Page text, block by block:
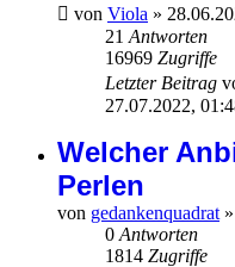
von Viola »
21 Antworten
16969 Zugriffe
Letzter Beitrag
27.07.2022,
Welcher
Perlen
von gedankenquadrat »
0 Antworten
1814 Zugriffe